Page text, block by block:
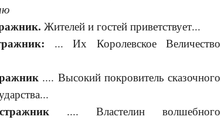
Жителей и гостей приветствует...
... Их Королевское Величество
.... Высокий покровитель сказочного
.... Властелин волшебного